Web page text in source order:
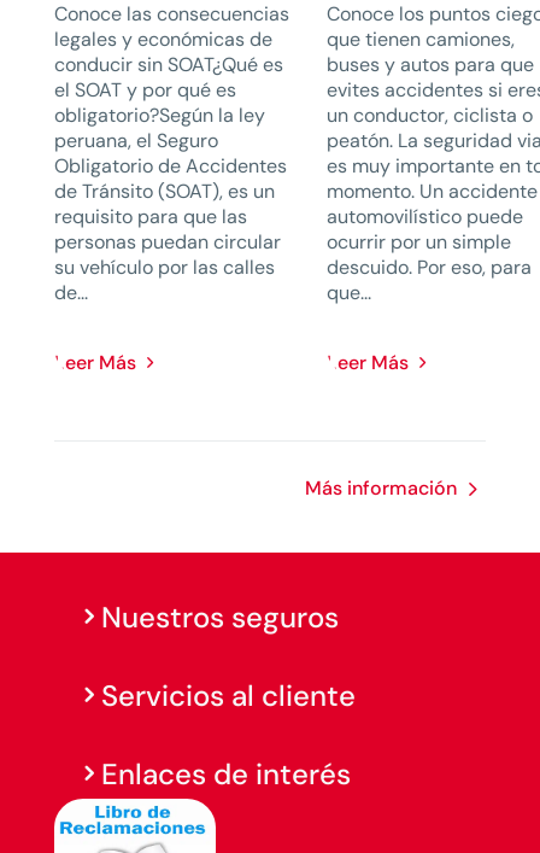
Conoce las consecuencias
legales y económicas de
conducir sin SOAT¿Qué es
el SOAT y por qué es
obligatorio?Según la ley
peruana, el Seguro
Obligatorio de Accidentes
de Tránsito (SOAT), es un
requisito para que las
personas puedan circular
su vehículo por las calles
de...
Leer Más
Conoce los puntos
que tienen camiones,
buses y autos para que
evites accidentes si
un conductor, ciclista o
peatón. La seguridad
es muy importante en
momento. Un accidente
automovilístico puede
ocurrir por un simple
descuido. Por eso, para
que...
Leer Más
Más información
Nuestros seguros
Servicios al cliente
Enlaces de interés